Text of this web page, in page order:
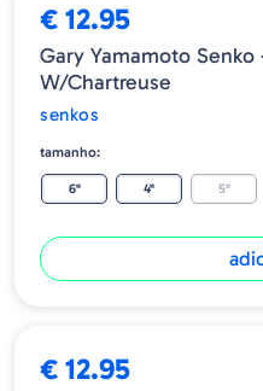
€ 12.95
Gary Yamamoto Senko
W/Chartreuse
senkos
tamanho:
6" 4" 5"
€ 12.95